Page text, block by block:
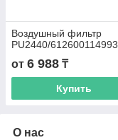
Воздушный фильтр
PU2440/612600114993
от 6 988 ₸
Купить
О нас